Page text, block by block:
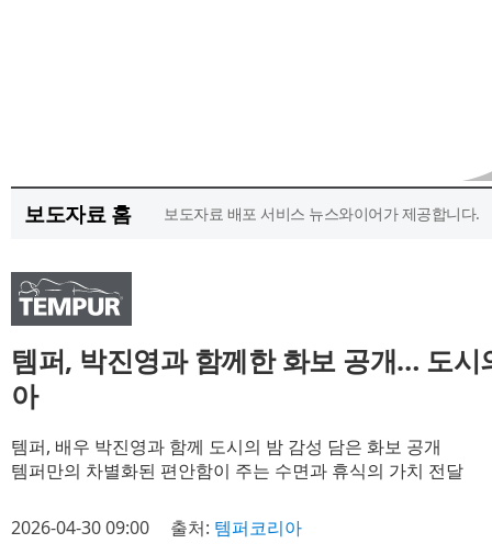
보도자료 홈 보도자료 배포 서비스 뉴스와이어가 제공합니다.
템퍼, 박진영과 함께한 화보 공개… 도시
아
템퍼, 배우 박진영과 함께 도시의 밤 감성 담은 화보 공개
템퍼만의 차별화된 편안함이 주는 수면과 휴식의 가치 전달
2026-04-30 09:00 출처: 템퍼코리아